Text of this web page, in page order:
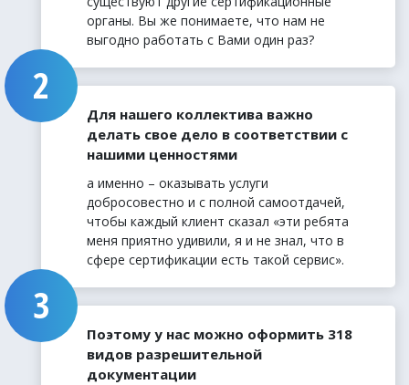
органы. Вы же понимаете, что нам не
выгодно работать с Вами один раз?
Для нашего коллектива важно
делать свое дело в соответствии с
нашими ценностями
а именно – оказывать услуги
добросовестно и с полной самоотдачей,
чтобы каждый клиент сказал «эти ребята
меня приятно удивили, я и не знал, что в
сфере сертификации есть такой сервис».
Поэтому у нас можно оформить 318
видов разрешительной
документации